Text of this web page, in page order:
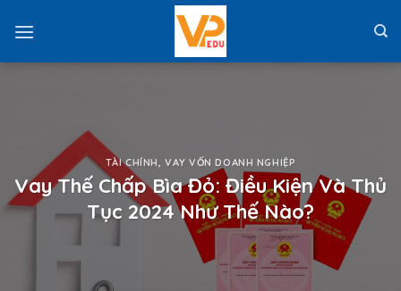
TÀI CHÍNH, VAY VỐN DOANH NGHIỆP
Vay Thế Chấp Bìa Đỏ: Điều Kiện Và Thủ
Tục 2024 Như Thế Nào?